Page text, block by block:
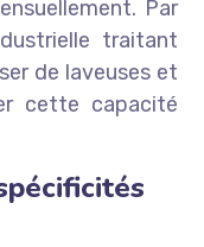
Par
traitant
de laveuses et
cette capacité